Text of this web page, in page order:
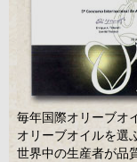
毎年国際オリーブオ
オリーブオイルを選
世界中の生産者が品